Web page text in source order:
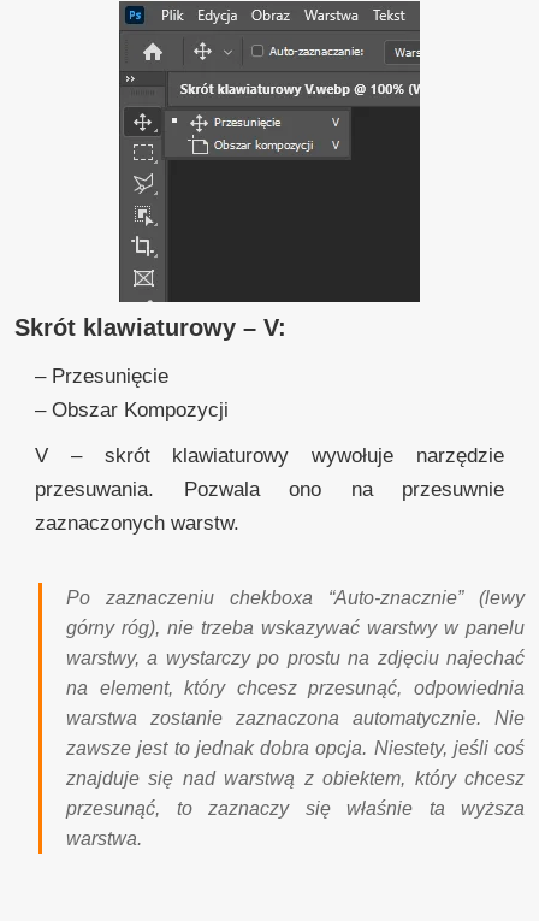
Skrót klawiaturowy – V:
– Przesunięcie
– Obszar Kompozycji
V – skrót klawiaturowy wywołuje narzędzie
przesuwania. Pozwala ono na przesuwnie
zaznaczonych warstw.
Po zaznaczeniu chekboxa “Auto-znacznie” (lewy
górny róg), nie trzeba wskazywać warstwy w panelu
warstwy, a wystarczy po prostu na zdjęciu najechać
na element, który chcesz przesunąć, odpowiednia
warstwa zostanie zaznaczona automatycznie. Nie
zawsze jest to jednak dobra opcja. Niestety, jeśli coś
znajduje się nad warstwą z obiektem, który chcesz
przesunąć, to zaznaczy się właśnie ta wyższa
warstwa.